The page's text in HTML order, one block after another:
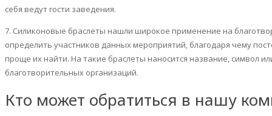
себя ведут гости заведения.
7. Силиконовые браслеты нашли широкое применение на
определить участников данных мероприятий, благодаря чему
проще их найти. На такие браслеты наносится название, символ
благотворительных организаций.
Кто может обратиться в нашу